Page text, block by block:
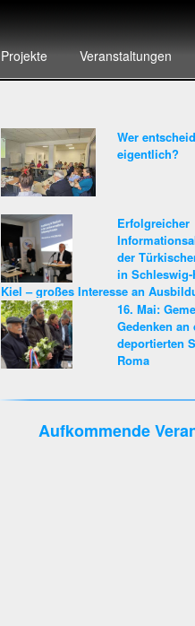
Projekte Veranstaltungen
Wer
eigentlich?
Erfolgreicher
der
in
Kiel – großes Interesse an
Karriere beim Land Schleswig-
16. Mai:
Gedenken an
deportierten
Roma
Aufkommende